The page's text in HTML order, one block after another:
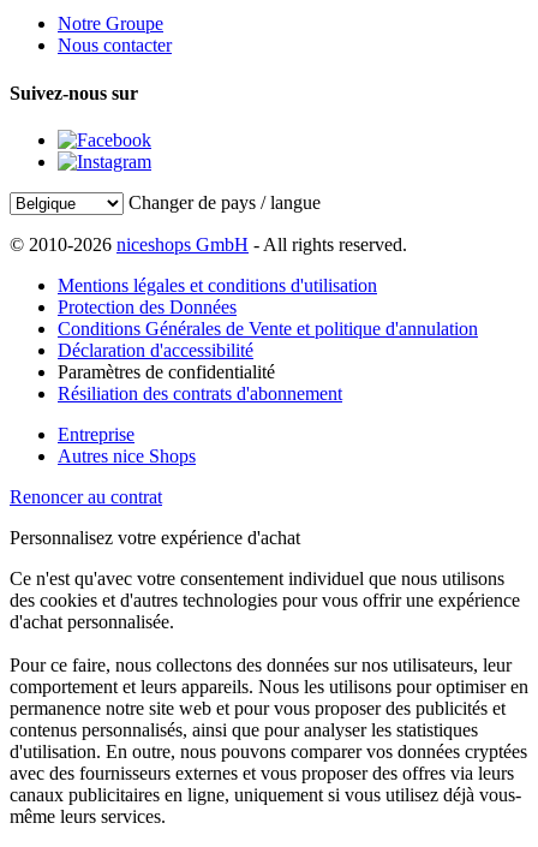
Notre Groupe
Nous contacter
Suivez-nous sur
Changer de pays / langue
© 2010-2026 niceshops GmbH - All rights reserved.
Mentions légales et conditions d'utilisation
Protection des Données
Conditions Générales de Vente et politique d'annulation
Déclaration d'accessibilité
Paramètres de confidentialité
Résiliation des contrats d'abonnement
Entreprise
Autres nice Shops
Renoncer au contrat
Personnalisez votre expérience d'achat
Ce n'est qu'avec votre consentement individuel que nous utilisons
des cookies et d'autres technologies pour vous offrir une expérience
d'achat personnalisée.
Pour ce faire, nous collectons des données sur nos utilisateurs, leur
comportement et leurs appareils. Nous les utilisons pour optimiser en
permanence notre site web et pour vous proposer des publicités et
contenus personnalisés, ainsi que pour analyser les statistiques
d'utilisation. En outre, nous pouvons comparer vos données cryptées
avec des fournisseurs externes et vous proposer des offres via leurs
canaux publicitaires en ligne, uniquement si vous utilisez déjà vous-
même leurs services.